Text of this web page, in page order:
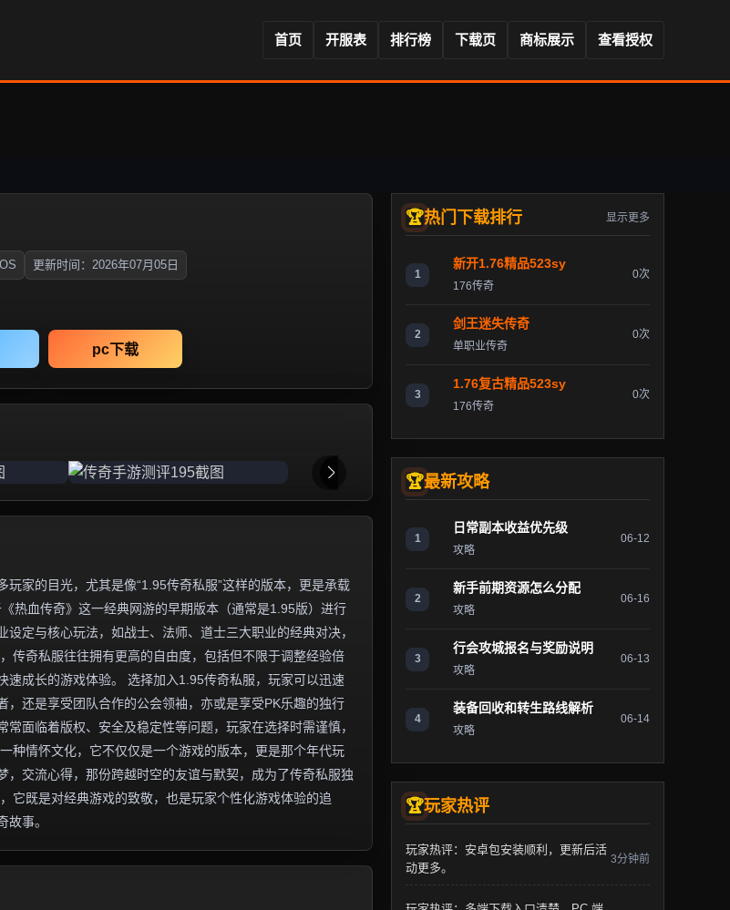
首页 开服表 排行榜 下载页 商标展示 查看授权
更新时间：2026年07月05日
pc下载
家的目光，尤其是像“1.95传奇私服”这样的版本，更是承载
热血传奇》这一经典网游的早期版本（通常是1.95版）进行
定与核心玩法，如战士、法师、道士三大职业的经典对决，
传奇私服往往拥有更高的自由度，包括但不限于调整经验倍
成长的游戏体验。 选择加入1.95传奇私服，玩家可以迅速
还是享受团队合作的公会领袖，亦或是享受PK乐趣的独行
面临着版权、安全及稳定性等问题，玩家在选择时需谨慎，
种情怀文化，它不仅仅是一个游戏的版本，更是那个年代玩
交流心得，那份跨越时空的友谊与默契，成为了传奇私服独
它既是对经典游戏的致敬，也是玩家个性化游戏体验的追
事。
热门下载排行 显示更多
1
新开1.76精品523sy
176传奇
0次
2
剑王迷失传奇
单职业传奇
0次
3
1.76复古精品523sy
176传奇
0次
最新攻略
1
日常副本收益优先级
攻略
06-12
2
新手前期资源怎么分配
攻略
06-16
3
行会攻城报名与奖励说明
攻略
06-13
4
装备回收和转生路线解析
攻略
06-14
玩家热评
玩家热评：安卓包安装顺利，更新后活
动更多。
3分钟前